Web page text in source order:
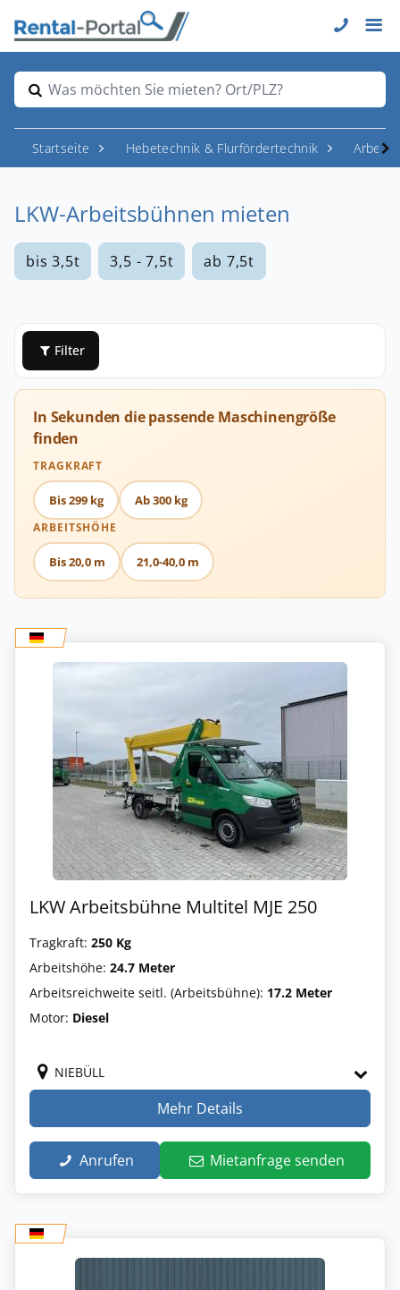
Was möchten Sie mieten? Ort/PLZ?
Startseite Hebetechnik & Flurfördertechnik
LKW-Arbeitsbühnen mieten
bis 3,5t 3,5 - 7,5t ab 7,5t
Filter
In Sekunden die passende Maschinengröße
finden
TRAGKRAFT
Bis 299 kg Ab 300 kg
ARBEITSHÖHE
Bis 20,0 m 21,0-40,0 m
LKW Arbeitsbühne Multitel MJE 250
Tragkraft: 250 Kg
Arbeitshöhe: 24.7 Meter
Arbeitsreichweite seitl. (Arbeitsbühne): 17.2 Meter
Motor: Diesel
NIEBÜLL
Mehr Details
Anrufen Mietanfrage senden